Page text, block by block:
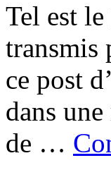
Tel est
transmis
ce post
dans
de …